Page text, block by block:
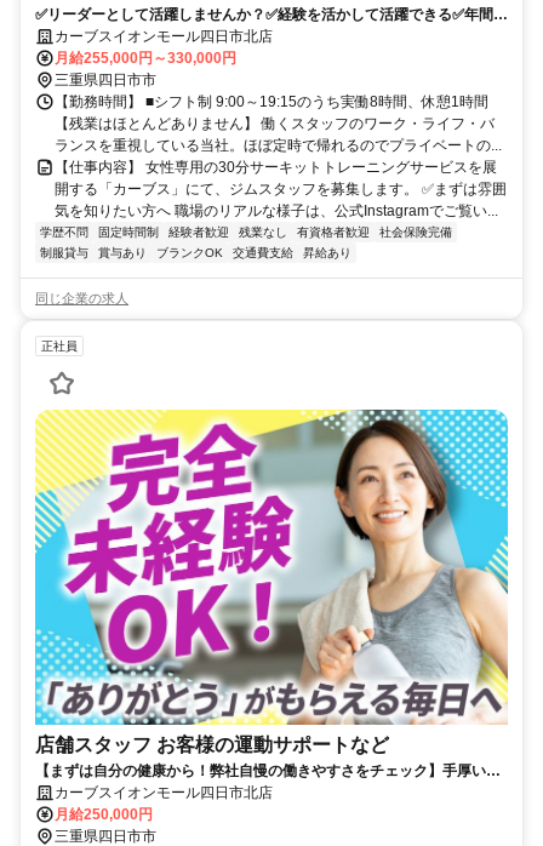
✅️リーダーとして活躍しませんか？✅経験を活かして活躍できる✅年間休
日115日以上！日祝休み
カーブスイオンモール四日市北店
月給255,000円～330,000円
三重県四日市市
【勤務時間】 ■シフト制 9:00～19:15のうち実働8時間、休憩1時間
【残業はほとんどありません】 働くスタッフのワーク・ライフ・バ
ランスを重視している当社。ほぼ定時で帰れるのでプライベートの...
【仕事内容】 女性専用の30分サーキットトレーニングサービスを展
開する「カーブス」にて、ジムスタッフを募集します。 ✅まずは雰囲
気を知りたい方へ 職場のリアルな様子は、公式Instagramでご覧い...
学歴不問 固定時間制 経験者歓迎 残業なし 有資格者歓迎
社会保険完備
制服貸与
賞与あり ブランクOK 交通費支給 昇給あり
同じ企業の求人
正社員
店舗スタッフ お客様の運動サポートなど
【まずは自分の健康から！弊社自慢の働きやすさをチェック】手厚い福
利厚生／年間休日115日
カーブスイオンモール四日市北店
月給250,000円
三重県四日市市